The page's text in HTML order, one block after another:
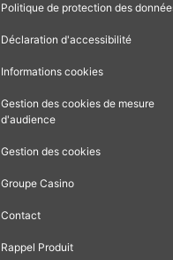
Politique de protection des
Déclaration d'accessibilité
Informations cookies
Gestion des cookies de mesure
d'audience
Gestion des cookies
Groupe Casino
Contact
Rappel Produit